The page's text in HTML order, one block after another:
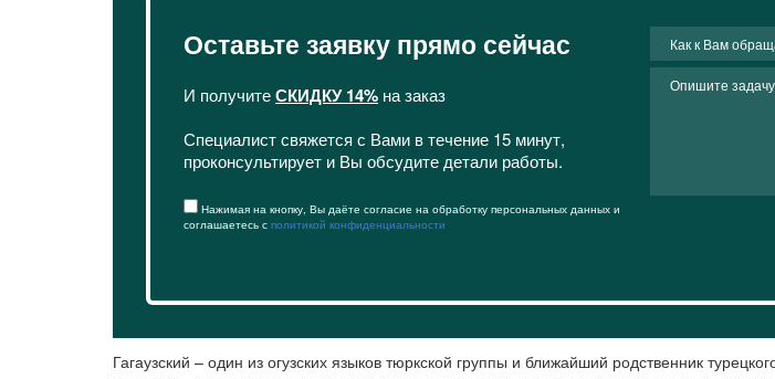
Оставьте заявку прямо сейчас
И получитеСКИДКУ 14% на заказ
Специалист свяжется с Вами в течение 15 минут,
проконсультирует и Вы обсудите детали работы.
Нажимая на кнопку, Вы даёте согласие на обработку персональных данных и
соглашаетесь с политикой конфиденциальности
Гагаузский – один из огузских языков тюркской группы и ближайший родственник